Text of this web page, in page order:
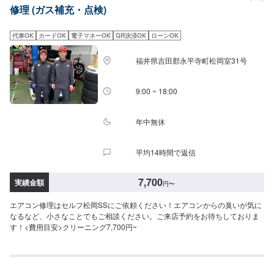
修理 (ガス補充・点検)
代車OK カードOK 電子マネーOK QR決済OK ローンOK
福井県吉田郡永平寺町松岡室31号
9:00 ~ 18:00
年中無休
平均14時間で返信
実績金額 7,700円〜
エアコン修理はセルフ松岡SSにご依頼ください！エアコンからの臭いが気に
なるなど、小さなことでもご相談ください。ご来店予約をお待ちしておりま
す！<費用目安>クリーニング7,700円~